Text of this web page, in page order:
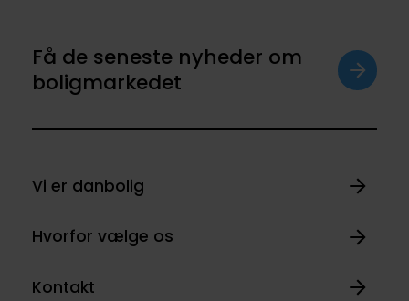
Få de seneste nyheder om
boligmarkedet
Vi er danbolig
Hvorfor vælge os
Kontakt